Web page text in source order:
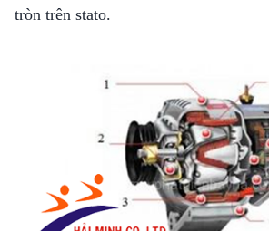
tròn trên stato.